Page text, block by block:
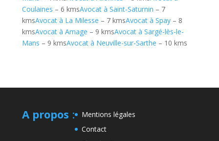
Coulaines – 6 kmsAvocat à Saint-Saturnin – 7
kmsAvocat à La Milesse – 7 kmsAvocat à Spay– 8
kmsAvocat à Arnage – 9 kmsAvocat à Sargé-lès-le-
Mans – 9 kmsAvocat à Neuville-sur-Sarthe – 10 kms
A propos :
Mentions légales
Contact